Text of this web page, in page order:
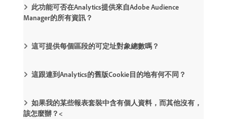
此功能可否在Analytics提供來自Adobe Audience
Manager的所有資訊？
這可提供每個區段的可定址對象總數嗎？
這跟連到Analytics的舊版Cookie目的地有何不同？
如果我的某些報表套裝中含有個人資料，而其他沒有，
該怎麼辦？<